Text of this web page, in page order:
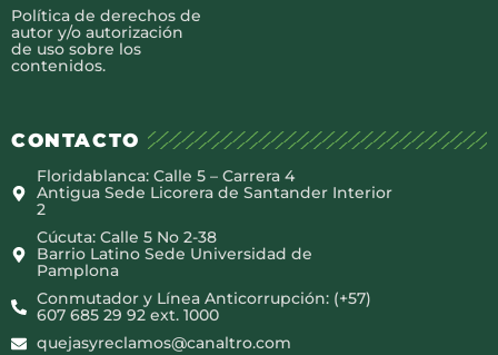
Política de derechos de
autor y/o autorización
de uso sobre los
contenidos.
CONTACTO
Floridablanca: Calle 5 – Carrera 4
Antigua Sede Licorera de Santander Interior
2
Cúcuta: Calle 5 No 2-38
Barrio Latino Sede Universidad de
Pamplona
Conmutador y Línea Anticorrupción: (+57)
607 685 29 92 ext. 1000
quejasyreclamos@canaltro.com